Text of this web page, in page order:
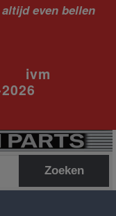
even bellen
Zoeken